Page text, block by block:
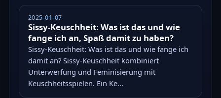
2025-01-07
Sissy-Keuschheit: Was ist das und wie
fange ich an, Spaß damit zu haben?
Sissy-Keuschheit: Was ist das und wie fange ich
damit an? Sissy-Keuschheit kombiniert
Unterwerfung und Feminisierung mit
Keuschheitsspielen. Ein Ke...